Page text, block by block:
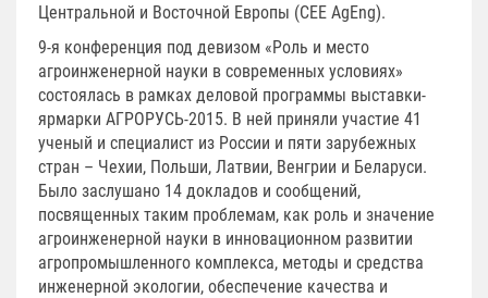
Центральной и Восточной Европы (CEE AgEng).
9-я конференция под девизом «Роль и место
агроинженерной науки в современных условиях»
состоялась в рамках деловой программы выставки-
ярмарки АГРОРУСЬ-2015. В ней приняли участие 41
ученый и специалист из России и пяти зарубежных
стран – Чехии, Польши, Латвии, Венгрии и Беларуси.
Было заслушано 14 докладов и сообщений,
посвященных таким проблемам, как роль и значение
агроинженерной науки в инновационном развитии
агропромышленного комплекса, методы и средства
инженерной экологии, обеспечение качества и